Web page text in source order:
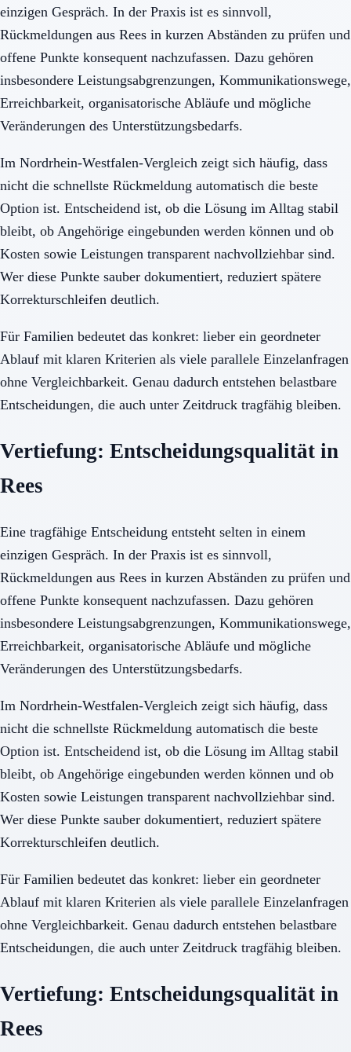
einzigen Gespräch. In der Praxis ist es sinnvoll,
Rückmeldungen aus Rees in kurzen Abständen zu prüfen und
offene Punkte konsequent nachzufassen. Dazu gehören
insbesondere Leistungsabgrenzungen, Kommunikationswege,
Erreichbarkeit, organisatorische Abläufe und mögliche
Veränderungen des Unterstützungsbedarfs.
Im Nordrhein-Westfalen-Vergleich zeigt sich häufig, dass
nicht die schnellste Rückmeldung automatisch die beste
Option ist. Entscheidend ist, ob die Lösung im Alltag stabil
bleibt, ob Angehörige eingebunden werden können und ob
Kosten sowie Leistungen transparent nachvollziehbar sind.
Wer diese Punkte sauber dokumentiert, reduziert spätere
Korrekturschleifen deutlich.
Für Familien bedeutet das konkret: lieber ein geordneter
Ablauf mit klaren Kriterien als viele parallele Einzelanfragen
ohne Vergleichbarkeit. Genau dadurch entstehen belastbare
Entscheidungen, die auch unter Zeitdruck tragfähig bleiben.
Vertiefung: Entscheidungsqualität in
Rees
Eine tragfähige Entscheidung entsteht selten in einem
einzigen Gespräch. In der Praxis ist es sinnvoll,
Rückmeldungen aus Rees in kurzen Abständen zu prüfen und
offene Punkte konsequent nachzufassen. Dazu gehören
insbesondere Leistungsabgrenzungen, Kommunikationswege,
Erreichbarkeit, organisatorische Abläufe und mögliche
Veränderungen des Unterstützungsbedarfs.
Im Nordrhein-Westfalen-Vergleich zeigt sich häufig, dass
nicht die schnellste Rückmeldung automatisch die beste
Option ist. Entscheidend ist, ob die Lösung im Alltag stabil
bleibt, ob Angehörige eingebunden werden können und ob
Kosten sowie Leistungen transparent nachvollziehbar sind.
Wer diese Punkte sauber dokumentiert, reduziert spätere
Korrekturschleifen deutlich.
Für Familien bedeutet das konkret: lieber ein geordneter
Ablauf mit klaren Kriterien als viele parallele Einzelanfragen
ohne Vergleichbarkeit. Genau dadurch entstehen belastbare
Entscheidungen, die auch unter Zeitdruck tragfähig bleiben.
Vertiefung: Entscheidungsqualität in
Rees